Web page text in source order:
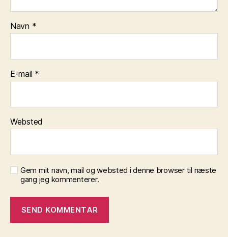
Navn *
E-mail *
Websted
Gem mit navn, mail og websted i denne browser til næste
gang jeg kommenterer.